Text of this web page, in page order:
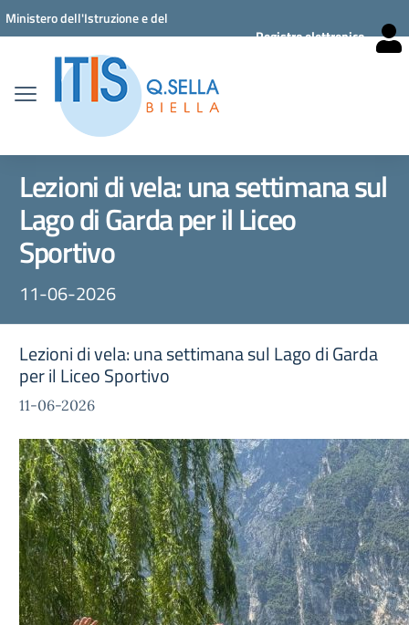
Vai ai contenuti
Vai al menu di navigazione
Vai al footer
Ministero dell'Istruzione e del
Registro elettronico
Lezioni di vela: una settimana sul
Lago di Garda per il Liceo
Sportivo
11-06-2026
Lezioni di vela: una settimana sul Lago di Garda
per il Liceo Sportivo
11-06-2026